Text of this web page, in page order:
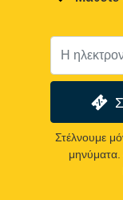
Στέλνουμε
μηνύματα.